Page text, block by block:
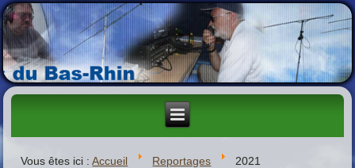
Vous êtes ici :Accueil Reportages 2021